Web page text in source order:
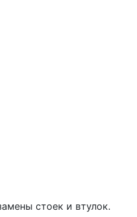
стоек и втулок.